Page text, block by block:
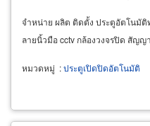
จำหน่าย ผลิต ติดตั้ง ประตูอัตโนมั
ลายนิ้วมือ cctv กล้องวงจรปิด สัญ
หมวดหมู่ :ประตูเปิดปิดอัตโนมัติ